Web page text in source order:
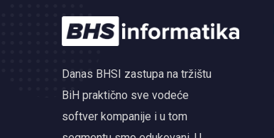
Danas BHSI zastupa na tržištu
BiH praktično sve vodeće
softver kompanije i u tom